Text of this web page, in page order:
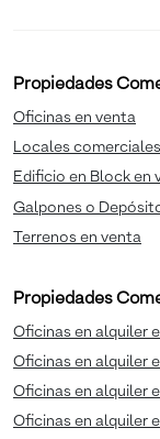
Propiedades
Oficinas en venta
Locales
Edificio en Block en
Galpones o
Terrenos en venta
Propiedades
Oficinas en alquiler
Oficinas en alquiler
Oficinas en alquiler
Oficinas en alquiler